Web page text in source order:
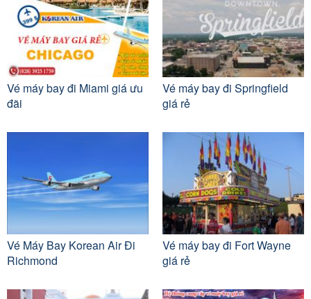
Vé máy bay đi Miami giá ưu
đãi
Vé máy bay đi Springfield
giá rẻ
Vé Máy Bay Korean Air Đi
Richmond
Vé máy bay đi Fort Wayne
giá rẻ